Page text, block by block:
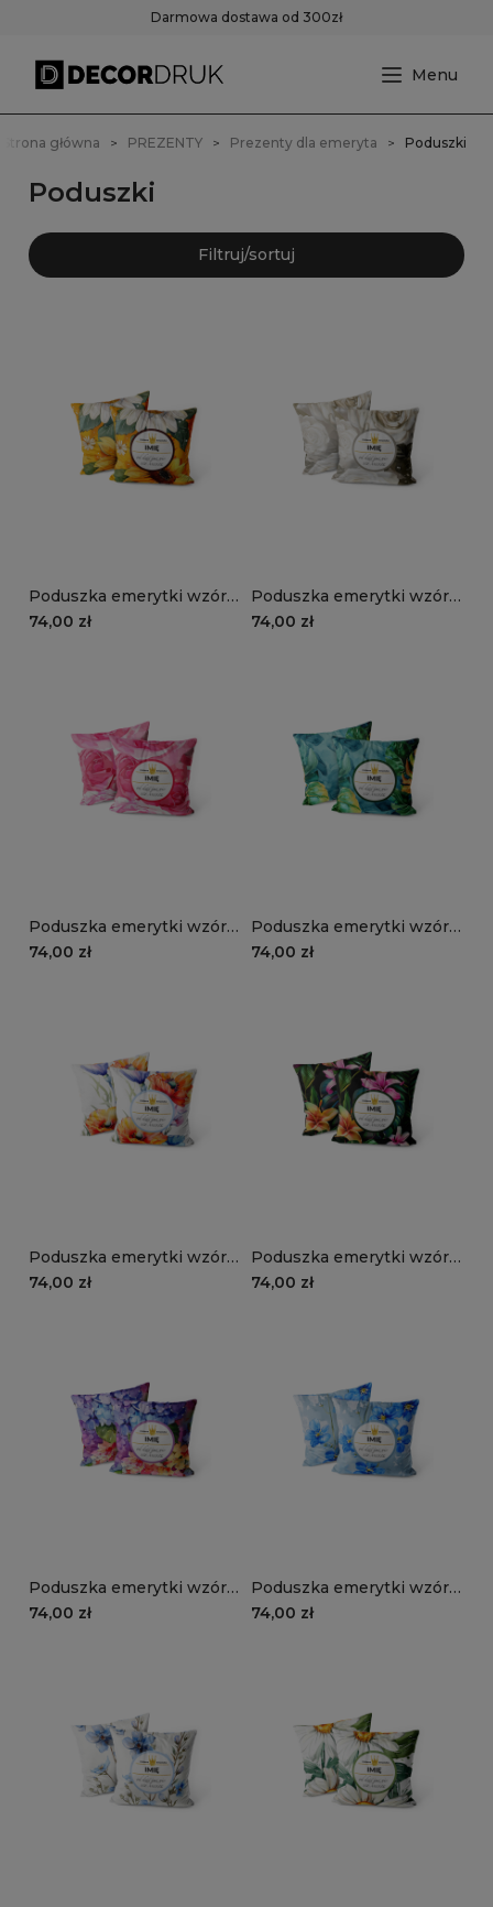
Darmowa dostawa od 300zł
Strona główna PREZENTY Prezenty dla emeryta Poduszki
Poduszki
Filtruj/sortuj
Poduszka emerytki wzór
EM29 | słoneczniki i
74,00 zł
Poduszka emerytki wzór
EM28 | czarno - białe róże
74,00 zł
Poduszka emerytki wzór
EM27 | róże
74,00 zł
Poduszka emerytki wzór
EM26 | liście
74,00 zł
Poduszka emerytki wzór
EM25 | polne kwiaty
74,00 zł
Poduszka emerytki wzór
EM24 | egzotyczne kwiaty
74,00 zł
Poduszka emerytki wzór
EM23 | kolorowe
74,00 zł
Poduszka emerytki wzór
EM22 | niezapominajki na
74,00 zł